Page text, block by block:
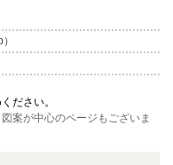
ださい。
案が中心のページもございま